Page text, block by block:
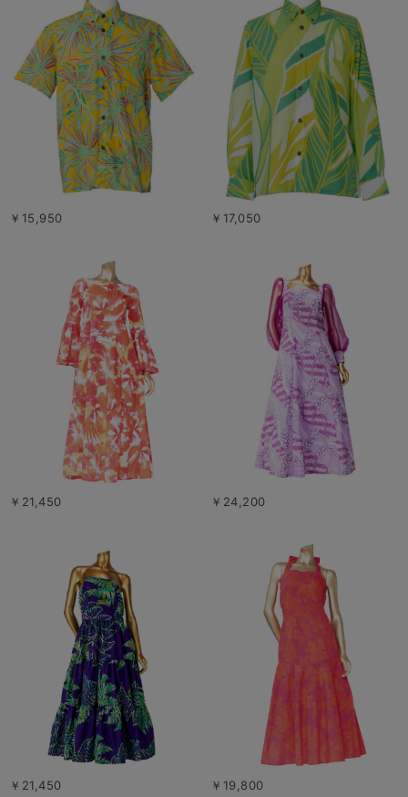
￥15,950 ￥17,050
￥21,450 ￥24,200
￥21,450 ￥19,800